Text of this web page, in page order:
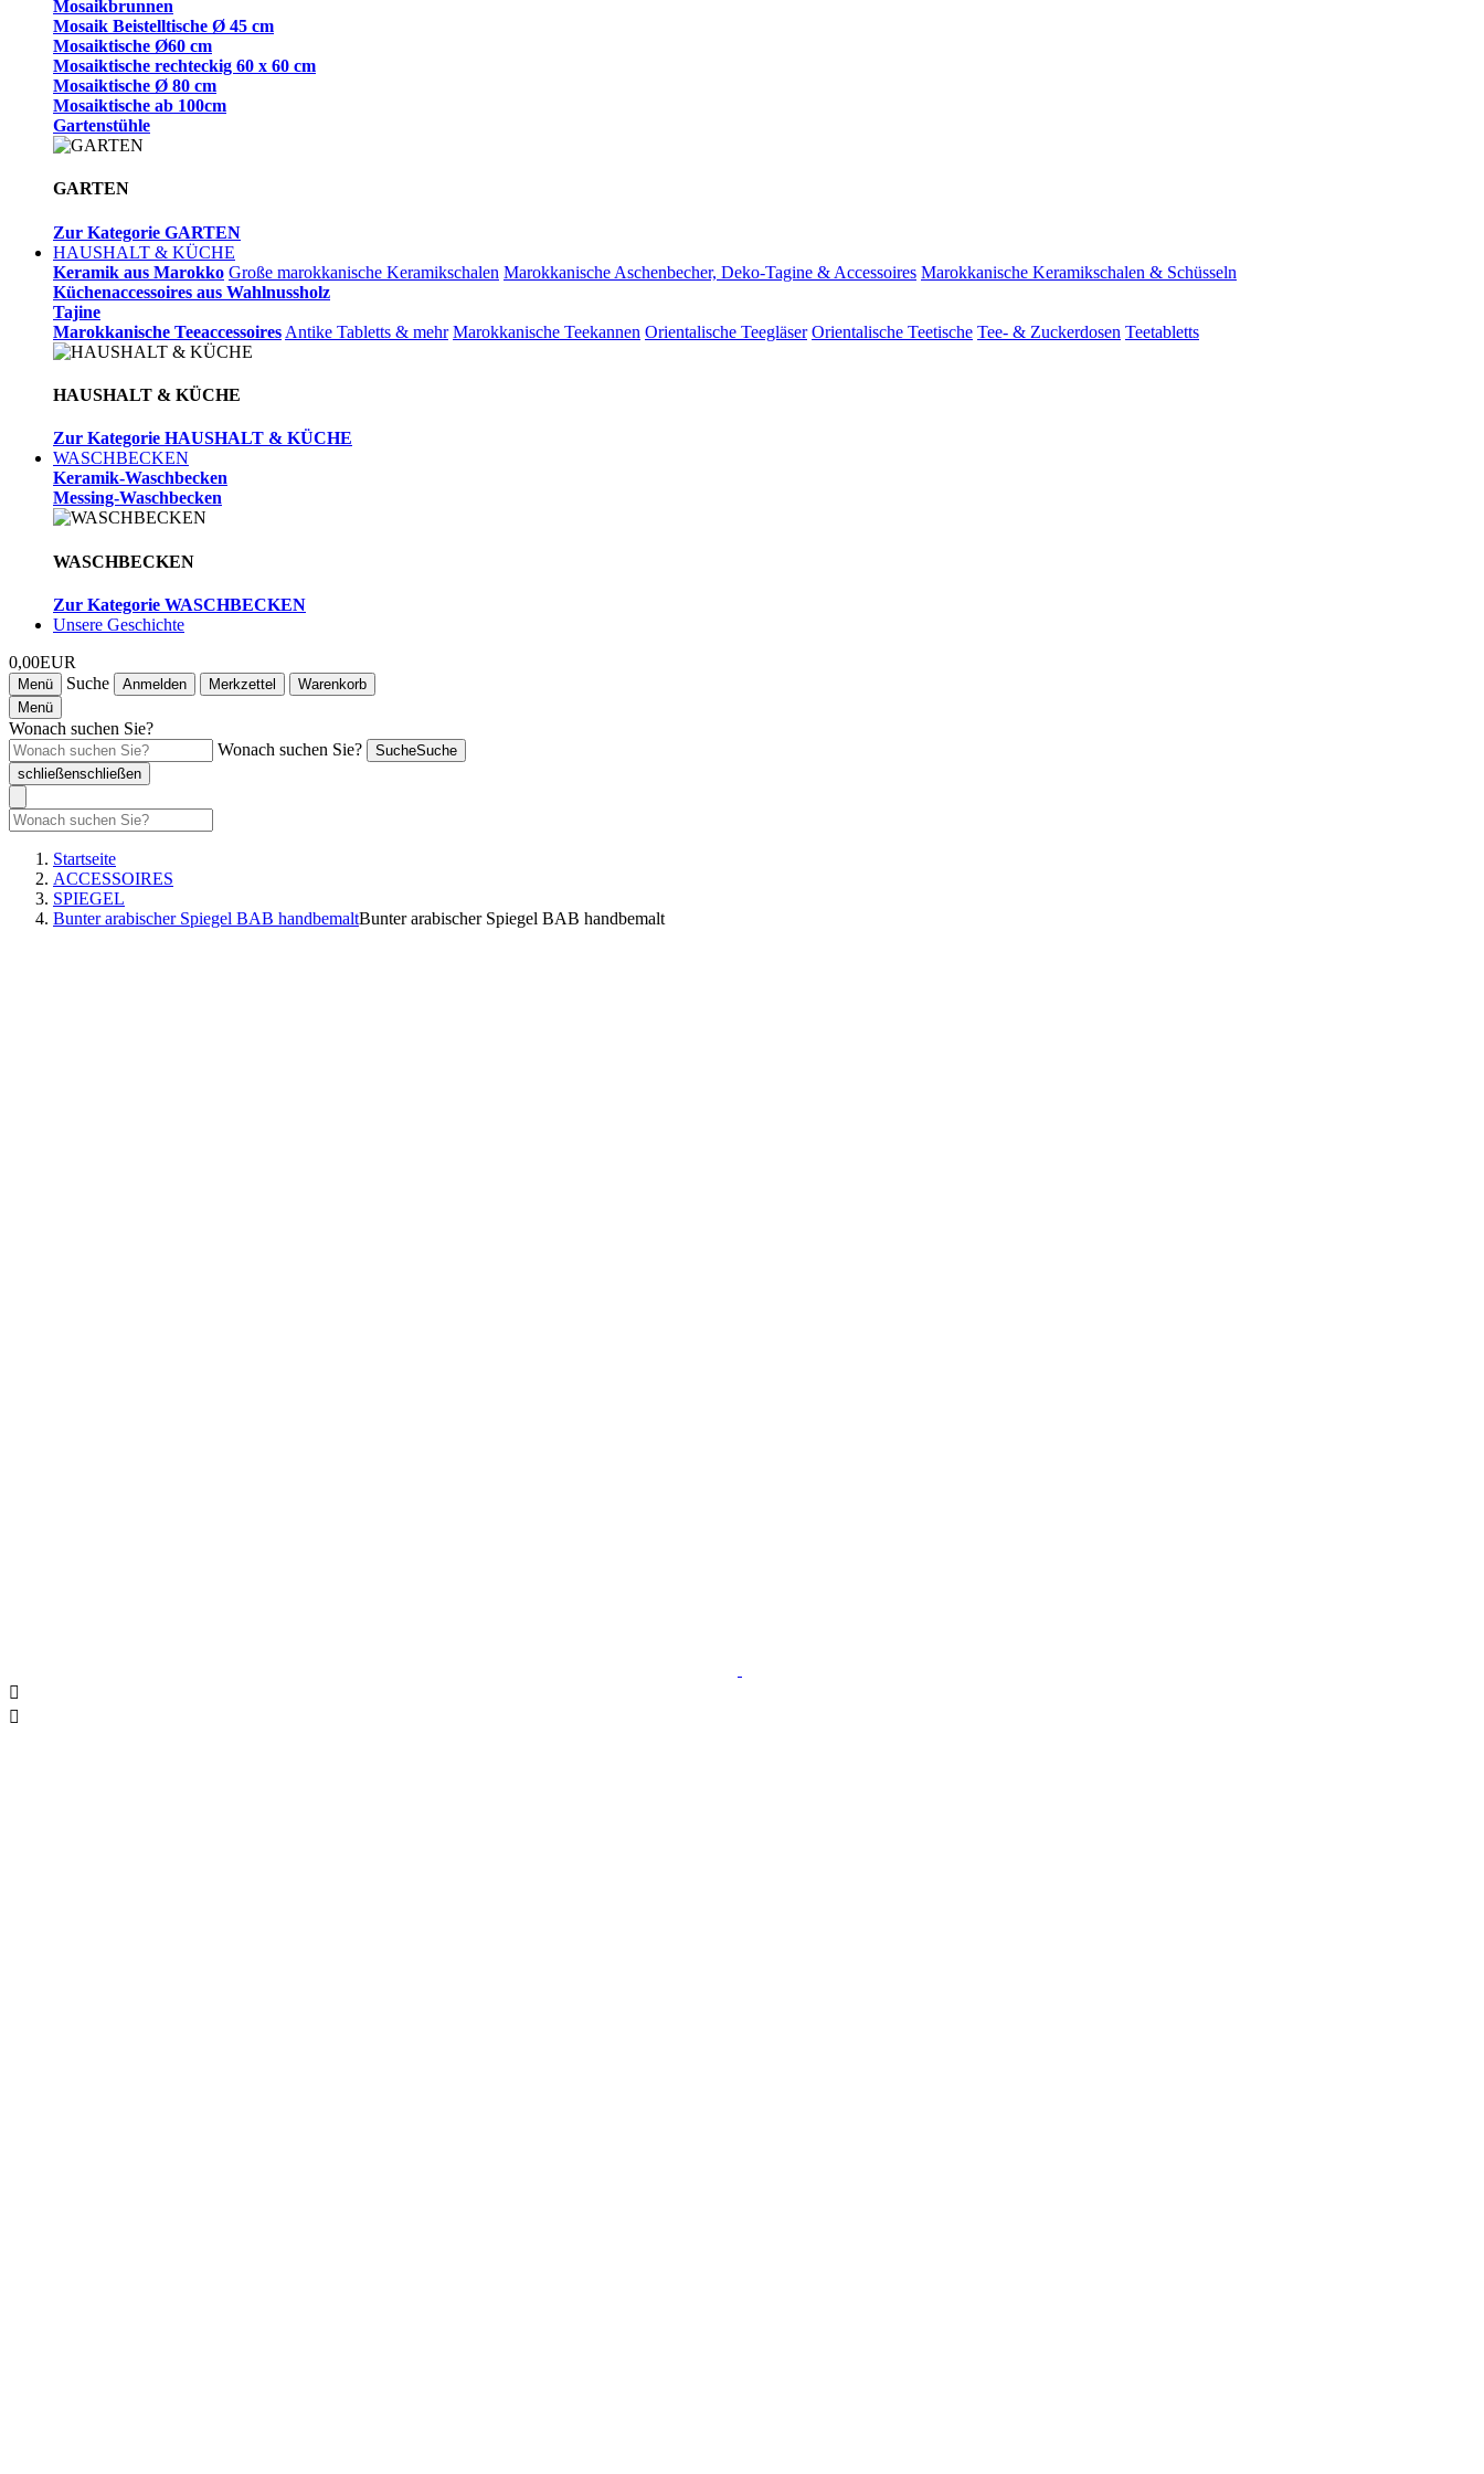
Mosaikbrunnen
Mosaik Beistelltische Ø 45 cm
Mosaiktische Ø60 cm
Mosaiktische rechteckig 60 x 60 cm
Mosaiktische Ø 80 cm
Mosaiktische ab 100cm
Gartenstühle
GARTEN
Zur Kategorie GARTEN
HAUSHALT & KÜCHE
Keramik aus Marokko Große marokkanische Keramikschalen Marokkanische Aschenbecher, Deko-Tagine & Accessoires Marokkanische Keramikschalen & Schüsseln
Küchenaccessoires aus Wahlnussholz
Tajine
Marokkanische Teeaccessoires Antike Tabletts & mehr Marokkanische Teekannen Orientalische Teegläser Orientalische Teetische Tee- & Zuckerdosen Teetabletts
HAUSHALT & KÜCHE
Zur Kategorie HAUSHALT & KÜCHE
WASCHBECKEN
Keramik-Waschbecken
Messing-Waschbecken
WASCHBECKEN
Zur Kategorie WASCHBECKEN
Unsere Geschichte
0,00EUR
Menü Suche Anmelden Merkzettel
Warenkorb
Menü
Wonach suchen Sie?
Wonach suchen Sie?
SucheSuche
schließenschließen
Startseite
ACCESSOIRES
SPIEGEL
Bunter arabischer Spiegel BAB handbemaltBunter arabischer Spiegel BAB handbemalt

